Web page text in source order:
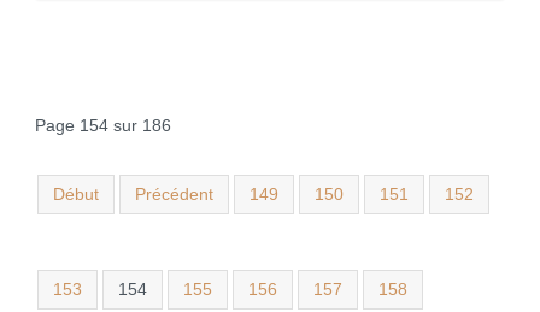
Page 154 sur 186
Début Précédent 149 150 151 152
153 154 155 156 157 158